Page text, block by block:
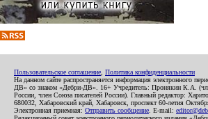
Пользовательское соглашение Политика конфиденциальности
На данном сайте распространяется информация электронного
ДВ» со знаком «Дебри-ДВ». 16+ Учредитель: Пронякин К.А.
России, член Союза писателей России). Главный редактор:
680032, Хабаровский край, Хабаровск, проспект 60-летия
Электронная приемная: Отправить сообщение . E-mail: